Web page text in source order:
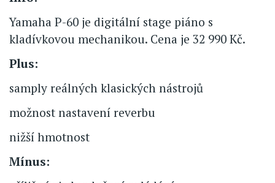
Yamaha P-60 je digitální stage piáno s
kladívkovou mechanikou. Cena je 32 990 Kč.
Plus:
samply reálných klasických nástrojů
možnost nastavení reverbu
nižší hmotnost
Mínus: